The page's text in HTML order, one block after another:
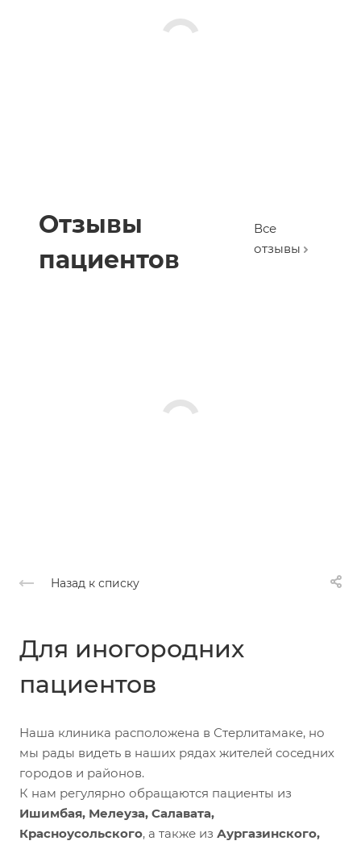
Отзывы
пациентов
Все
отзывы
Назад к списку
Для иногородних
пациентов
Наша клиника расположена в Стерлитамаке, но
мы рады видеть в наших рядах жителей соседних
городов и районов.
К нам регулярно обращаются пациенты из
Ишимбая, Мелеуза, Салавата,
Красноусольского, а также из Аургазинского,